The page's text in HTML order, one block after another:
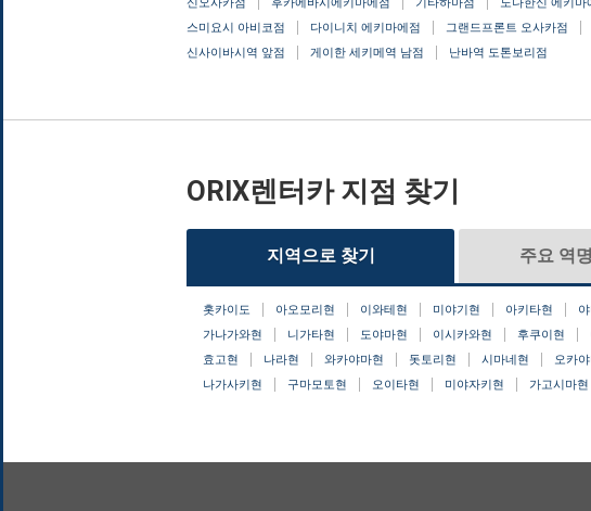
스미요시 아비코점
다이니치 에키마에점 그랜드프론트 오사카점
신사이바시역 앞점
게이한 세키메역 남점 난바역 도톤보리점
ORIX렌터카 지점 찾기
지역으로 찾기 주요 역
홋카이도 아오모리현 이와테현 미야기현 아키타현
가나가와현
니가타현 도야마현 이시카와현 후쿠이현
효고현
나라현 와카야마현 돗토리현 시마네현 오카
나가사키현
구마모토현 오이타현 미야자키현 가고시마현